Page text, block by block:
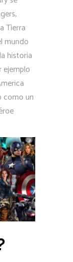
Tierra
mundo
historia
ejemplo
como un